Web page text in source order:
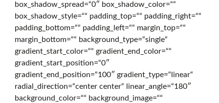
box_shadow_spread=“0″ box_shadow_color=““
box_shadow_style=““ padding_top=““ padding_right=““
padding_bottom=““ padding_left=““ margin_top=““
margin_bottom=““ background_type=“single“
gradient_start_color=““ gradient_end_color=““
gradient_start_position=“0″
gradient_end_position=“100″ gradient_type=“linear“
radial_direction=“center center“ linear_angle=“180″
background_color=““ background_image=““